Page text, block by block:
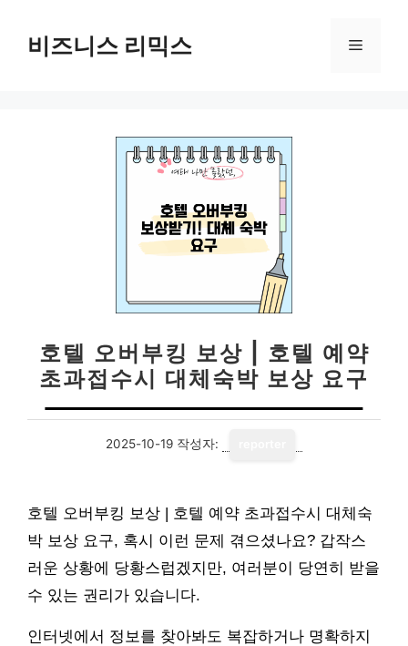
비즈니스 리믹스 메
호텔 오버부킹 보상 | 호텔 예약
초과접수시 대체숙박 보상 요구
2025-10-19 작성자:
호텔 오버부킹 보상 | 호텔 예약 초과접수시 대체숙
박 보상 요구, 혹시 이런 문제 겪으셨나요? 갑작스
러운 상황에 당황스럽겠지만, 여러분이 당연히 받을
수 있는 권리가 있습니다.
인터넷에서 정보를 찾아봐도 복잡하거나 명확하지